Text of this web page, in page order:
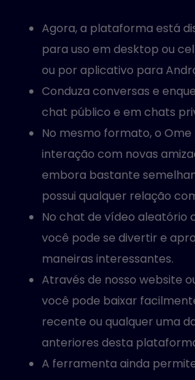
Agora, a plataforma está
para uso em desktop ou
ou por aplicativo para
Conduza conversas e
chat público e em chats
No mesmo formato, o
interação com novas
embora bastante
possui qualquer relação
No chat de vídeo aleatório
você pode se divertir e
maneiras interessantes.
Através de nosso website
você pode baixar
recente ou qualquer uma
anteriores desta
A ferramenta ainda